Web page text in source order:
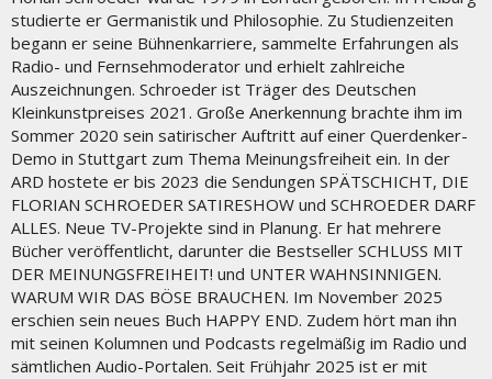
studierte er Germanistik und Philosophie. Zu Studienzeiten
begann er seine Bühnenkarriere, sammelte Erfahrungen als
Radio- und Fernsehmoderator und erhielt zahlreiche
Auszeichnungen. Schroeder ist Träger des Deutschen
Kleinkunstpreises 2021. Große Anerkennung brachte ihm im
Sommer 2020 sein satirischer Auftritt auf einer Querdenker-
Demo in Stuttgart zum Thema Meinungsfreiheit ein. In der
ARD hostete er bis 2023 die Sendungen SPÄTSCHICHT, DIE
FLORIAN SCHROEDER SATIRESHOW und SCHROEDER DARF
ALLES. Neue TV-Projekte sind in Planung. Er hat mehrere
Bücher veröffentlicht, darunter die Bestseller SCHLUSS MIT
DER MEINUNGSFREIHEIT! und UNTER WAHNSINNIGEN.
WARUM WIR DAS BÖSE BRAUCHEN. Im November 2025
erschien sein neues Buch HAPPY END. Zudem hört man ihn
mit seinen Kolumnen und Podcasts regelmäßig im Radio und
sämtlichen Audio-Portalen. Seit Frühjahr 2025 ist er mit